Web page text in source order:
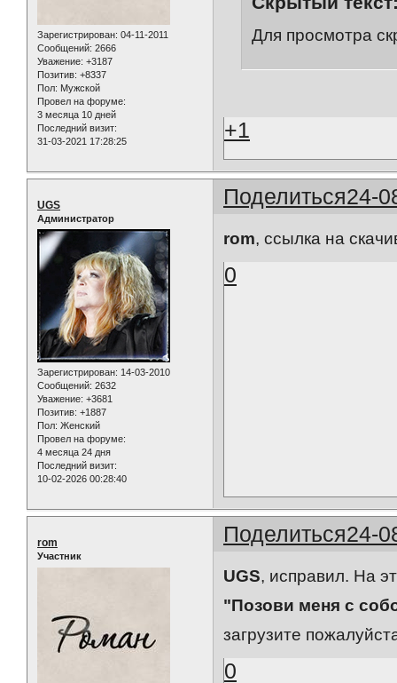
Зарегистрирован: 04-11-2011
Сообщений: 2666
Уважение: +3187
Позитив: +8337
Пол: Мужской
Провел на форуме:
3 месяца 10 дней
Последний визит:
31-03-2021 17:28:25
Для просмотра
+1
Поделиться24-
UGS
Администратор
Зарегистрирован: 14-03-2010
Сообщений: 2632
Уважение: +3681
Позитив: +1887
Пол: Женский
Провел на форуме:
4 месяца 24 дня
Последний визит:
10-02-2026 00:28:40
rom, ссылка на
0
Поделиться24-
rom
Участник
UGS, исправил. На
"Позови меня с
загрузите
0